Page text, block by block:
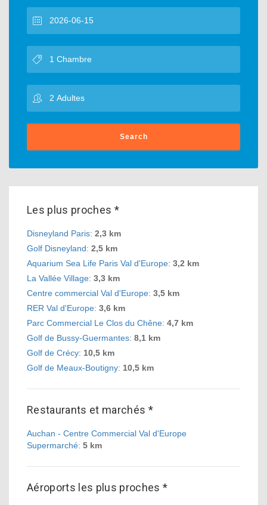
Search
Les plus proches *
Disneyland Paris: 2,3 km
Golf Disneyland: 2,5 km
Aquarium Sea Life Paris Val d'Europe: 3,2 km
La Vallée Village: 3,3 km
Centre commercial Val d'Europe: 3,5 km
RER Val d'Europe: 3,6 km
Parc Commercial Le Clos du Chêne: 4,7 km
Golf de Bussy-Guermantes: 8,1 km
Golf de Crécy: 10,5 km
Golf de Meaux-Boutigny: 10,5 km
Restaurants et marchés *
Auchan - Centre Commercial Val d'Europe
Supermarché: 5 km
Aéroports les plus proches *